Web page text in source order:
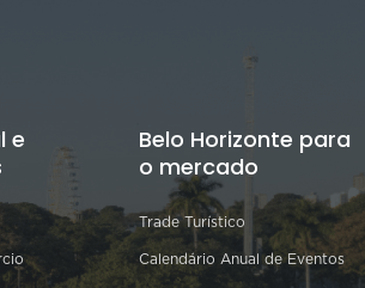
e
Belo Horizonte para
o mercado
Trade Turístico
Calendário Anual de Eventos